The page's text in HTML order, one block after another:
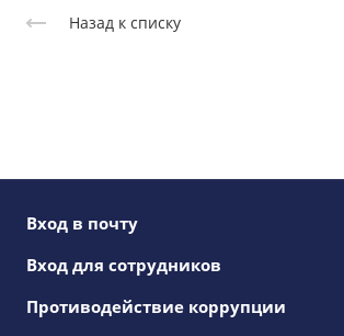
Назад к списку
Вход в почту
Вход для сотрудников
Противодействие коррупции